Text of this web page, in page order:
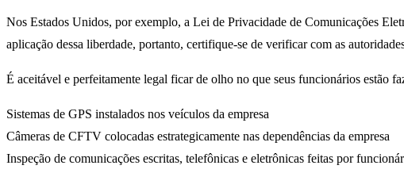
Nos Estados Unidos, por exemplo, a Lei de Privacidade de Comunicações
aplicação dessa liberdade, portanto, certifique-se de verificar com as
É aceitável e perfeitamente legal ficar de olho no que seus funcionários estão
Sistemas de GPS instalados nos veículos da empresa
Câmeras de CFTV colocadas estrategicamente nas dependências da empresa
Inspeção de comunicações escritas, telefônicas e eletrônicas feitas por